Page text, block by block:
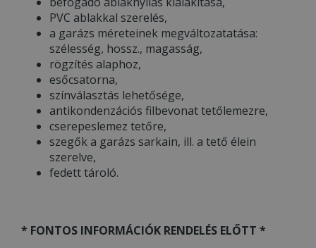
PVC ablakkal szerelés,
a garázs méreteinek megváltozatatása:
szélesség, hossz., magasság,
rögzítés alaphoz,
esőcsatorna,
színválasztás lehetősége,
antikondenzációs filbevonat tetőlemezre,
cserepeslemez tetőre,
szegők a garázs sarkain, ill. a tető élein
szerelve,
fedett tároló.
* FONTOS INFORMÁCIÓK RENDELÉS ELŐTT *